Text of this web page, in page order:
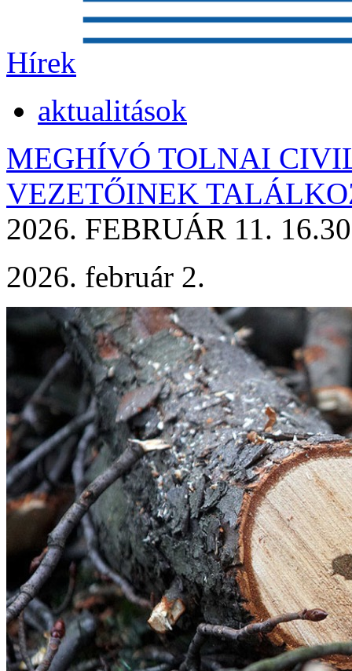
Hírek
aktualitások
MEGHÍVÓ TOLNAI
VEZETŐINEK
2026. FEBRUÁR 11.
2026. február 2.